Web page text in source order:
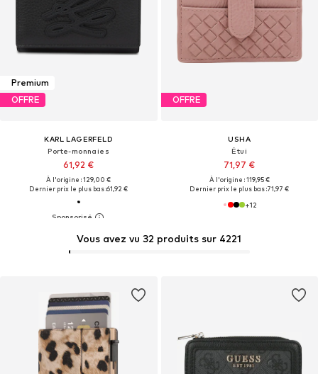
Premium
OFFRE
KARL LAGERFELD
Porte-monnaies
61,92 €
À l'origine : 129,00 €
Dernier prix le plus bas :61,92 €
Vous avez vu 32 produits sur 4221
OFFRE
USHA
Étui
71,97 €
À l'origine : 119,95 €
Dernier prix le plus bas :71,97 €
+12